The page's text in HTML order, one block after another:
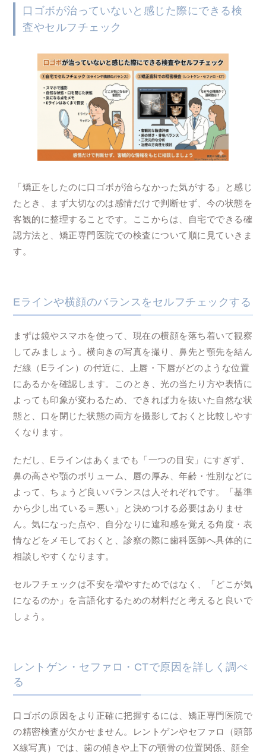
口ゴボが治っていないと感じた際にできる検
査やセルフチェック
「矯正をしたのに口ゴボが治らなかった気がする」と感じ
たとき、まず大切なのは感情だけで判断せず、今の状態を
客観的に整理することです。ここからは、自宅でできる確
認方法と、矯正専門医院での検査について順に見ていきま
す。
Eラインや横顔のバランスをセルフチェックする
まずは鏡やスマホを使って、現在の横顔を落ち着いて観察
してみましょう。横向きの写真を撮り、鼻先と顎先を結ん
だ線（Eライン）の付近に、上唇・下唇がどのような位置
にあるかを確認します。このとき、光の当たり方や表情に
よっても印象が変わるため、できれば力を抜いた自然な状
態と、口を閉じた状態の両方を撮影しておくと比較しやす
くなります。
ただし、Eラインはあくまでも「一つの目安」にすぎず、
鼻の高さや顎のボリューム、唇の厚み、年齢・性別などに
よって、ちょうど良いバランスは人それぞれです。「基準
から少し出ている＝悪い」と決めつける必要はありませ
ん。気になった点や、自分なりに違和感を覚える角度・表
情などをメモしておくと、診察の際に歯科医師へ具体的に
相談しやすくなります。
セルフチェックは不安を増やすためではなく、「どこが気
になるのか」を言語化するための材料だと考えると良いで
しょう。
レントゲン・セファロ・CTで原因を詳しく調べ
る
口ゴボの原因をより正確に把握するには、矯正専門医院で
の精密検査が欠かせません。レントゲンやセファロ（頭部
X線写真）では、歯の傾きや上下の顎骨の位置関係、顔全